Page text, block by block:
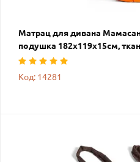
Матрац для дивана
подушка 182х119х15см,
Код: 14281